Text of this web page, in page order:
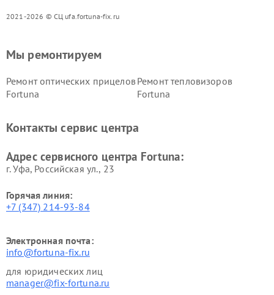
2021-2026 © СЦ ufa.fortuna-fix.ru
Мы ремонтируем
Ремонт оптических прицелов
Fortuna
Ремонт тепловизоров
Fortuna
Контакты сервис центра
Адрес сервисного центра Fortuna:
г. Уфа, Российская ул., 23
Горячая линия:
+7 (347) 214-93-84
Электронная почта:
info@fortuna-fix.ru
для юридических лиц
manager@fix-fortuna.ru